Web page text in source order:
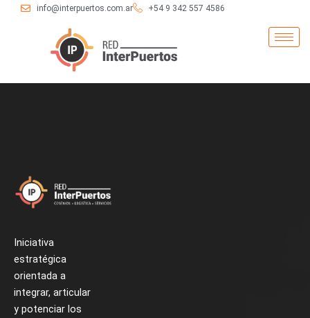
info@interpuertos.com.ar +54 9 342 557 4586
Iniciativa
estratégica
orientada a
integrar, articular
y potenciar los